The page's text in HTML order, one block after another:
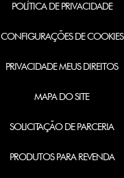
POLÍTICA DE PRIVACIDADE
CONFIGURAÇÕES DE COOKIES
PRIVACIDADE MEUS DIREITOS
MAPA DO SITE
SOLICITAÇÃO DE PARCERIA
PRODUTOS PARA REVENDA